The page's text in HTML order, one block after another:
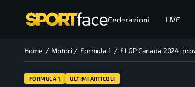
Federazioni LIVE
Home / Motori / Formula 1 / F1 GP Canada 2024,
FORMULA 1 ULTIMI ARTICOLI